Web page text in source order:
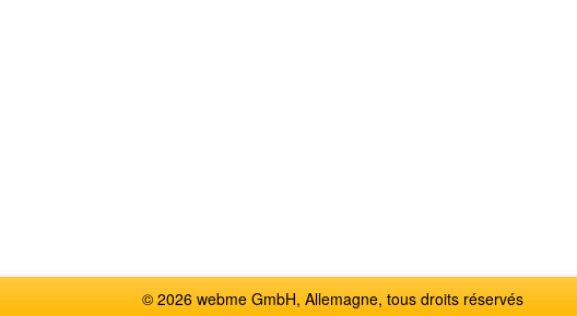
© 2026 webme GmbH, Allemagne, tous droits réservés